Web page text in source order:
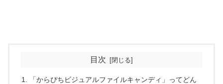
目次
「からぴちビジュアルファイルキャンディ」ってどん